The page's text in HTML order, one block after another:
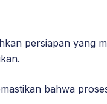
persiapan yang
bahwa